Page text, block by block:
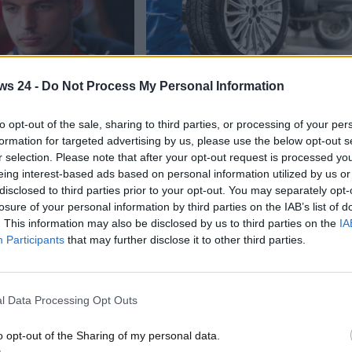
24 - Do Not Process My Personal Information
opt-out of the sale, sharing to third parties, or processing of your
for targeted advertising by us, please use the below opt-out
selection. Please note that after your opt-out request is processed
interest-based ads based on personal information utilized by us
to third parties prior to your opt-out. You may separately
of your personal information by third parties on the IAB’s list of
This information may also be disclosed by us to third parties on the
Participants that may further disclose it to other third parties.
Data Processing Opt Outs
opt-out of the Sharing of my personal data.
accadrà
2025
guiderà una
La notizia ora è
tutto quello che c’è...
sta truffando: molti spendono i
soldi e poi si accorgono del danno
T B 17 Settembre 2025
Sarà molto importante essere
informati su alcuni aspetti degli
pneumatici, in modo tale da evitare
che un...
Read More